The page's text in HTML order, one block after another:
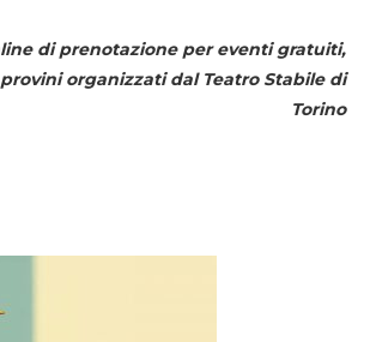
di prenotazione per eventi gratuiti,
organizzati dal Teatro Stabile di
Torino